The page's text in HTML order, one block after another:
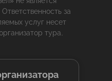
за
услуг несет
тура.